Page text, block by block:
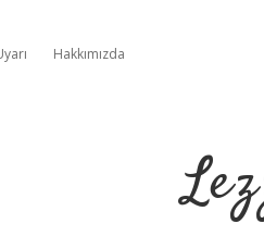
Hakkımızda